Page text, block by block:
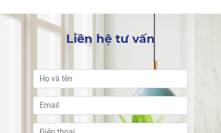
Liên hệ tư vấn